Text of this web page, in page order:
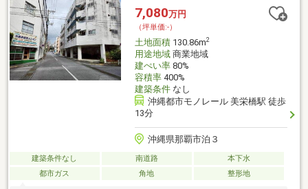
7,080万円
（坪単価:-）
土地面積130.86m2
用途地域商業地域
建ぺい率80%
容積率400%
建築条件なし
沖縄都市モノレール 美栄橋駅 徒歩
13分
沖縄県那覇市泊３
建築条件なし 南道路
本下水
都市ガス
角地 整形地